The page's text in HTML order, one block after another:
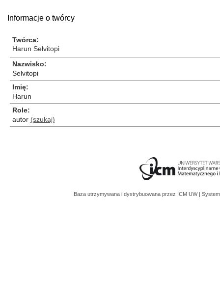
Informacje o twórcy
Twórca
Harun Selvitopi
Nazwisko
Selvitopi
Imię
Harun
Role
autor (szukaj)
Baza utrzymywana i dystrybuowana przez ICM UW |